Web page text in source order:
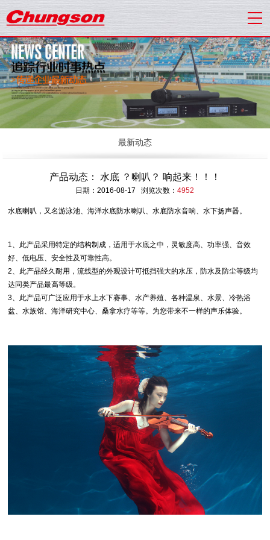
最新动态
产品动态： 水底 ？喇叭？ 响起来！！！
日期：2016-08-17 浏览次数：4952
水底喇叭，又名游泳池、海洋水底防水喇叭、水底防水音响、水下扬声器。
1、此产品采用特定的结构制成，适用于水底之中，灵敏度高、功率强、音效
好、低电压、安全性及可靠性高。
2、此产品经久耐用，流线型的外观设计可抵挡强大的水压，防水及防尘等级均
达同类产品最高等级。
3、此产品可广泛应用于水上水下赛事、水产养殖、各种温泉、水景、冷热浴
盆、水族馆、海洋研究中心、桑拿水疗等等。为您带来不一样的声乐体验。